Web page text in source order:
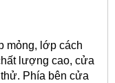
mỏng, lớp cách
lượng cao, cửa
Phía bên cửa